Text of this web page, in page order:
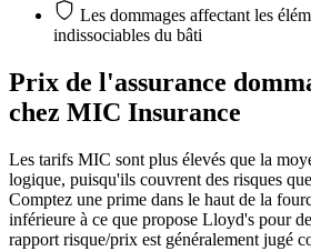
Les dommages affectant les
indissociables du bâti
Prix de l'assurance
chez MIC Insurance
Les tarifs MIC sont plus élevés que la
logique, puisqu'ils couvrent des risques
Comptez une prime dans le haut de la
inférieure à ce que propose Lloyd's pour
rapport risque/prix est généralement jugé